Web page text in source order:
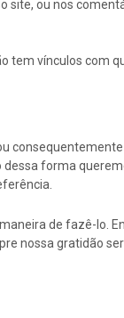
site, ou nos
tem vínculos com
forma
de fazê-lo.
nossa gratidão